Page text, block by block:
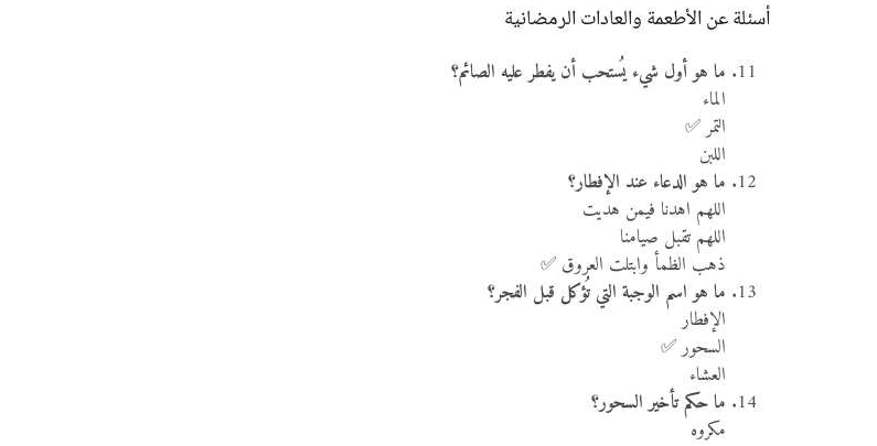
أسئلة عن الأطعمة والعادات الرمضانية
ما هو أول شيء يُستحب أن يفطر عليه الصائم؟
الماء
التمر ✅
اللبن
ما هو الدعاء عند الإفطار؟
اللهم اهدنا فيمن هديت
اللهم تقبل صيامنا
ذهب الظمأ وابتلت العروق ✅
ما هو اسم الوجبة التي تُؤكل قبل الفجر؟
الإفطار
السحور ✅
العشاء
ما حكم تأخير السحور؟
مكروه